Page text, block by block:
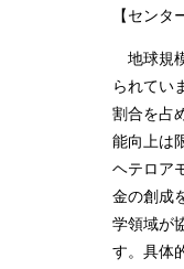
【センタ
地球規
られてい
割合を占
能向上は
ヘテロア
金の創成
学領域が
す。具体